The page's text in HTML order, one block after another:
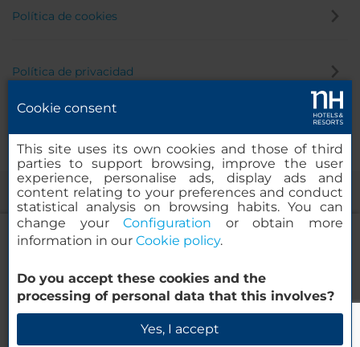
NH Collection Bogotá Terra 100 Royal
Verificar disponibilidad
Política de cookies
Política de privacidad
© 2000-2026 MINOR HOTELS EUROPE & AMERICAS Santa Engracia,
120. 28003 Madrid, España
Cookie consent
This site uses its own cookies and those of third
parties to support browsing, improve the user
experience, personalise ads, display ads and
content relating to your preferences and conduct
statistical analysis on browsing habits. You can
change yourConfiguration or obtain more
information in our Cookie policy.
Do you accept these cookies and the
processing of personal data that this involves?
Yes, I accept